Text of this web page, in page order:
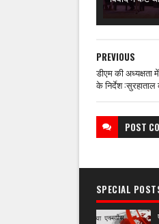
PREVIOUS
डीएम की अध्यक्षता में
के निर्देश
POST
SPECIAL